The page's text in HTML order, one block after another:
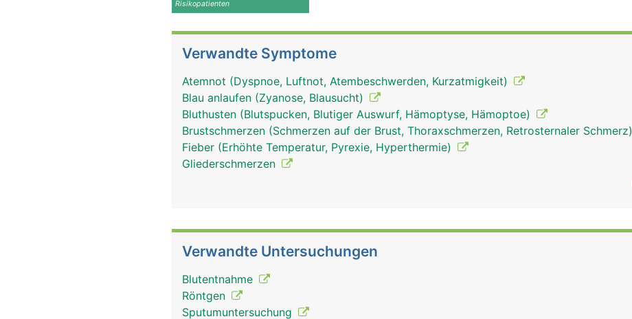
Risikopatienten
Verwandte Symptome
Atemnot (Dyspnoe, Luftnot, Atembeschwerden, Kurzatmigkeit)
Blau anlaufen (Zyanose, Blausucht)
Bluthusten (Blutspucken, Blutiger Auswurf, Hämoptyse, Hämoptoe)
Brustschmerzen (Schmerzen auf der Brust, Thoraxschmerzen, Retrosternaler Schmerz)
Fieber (Erhöhte Temperatur, Pyrexie, Hyperthermie)
Gliederschmerzen
Verwandte Untersuchungen
Blutentnahme
Röntgen
Sputumuntersuchung